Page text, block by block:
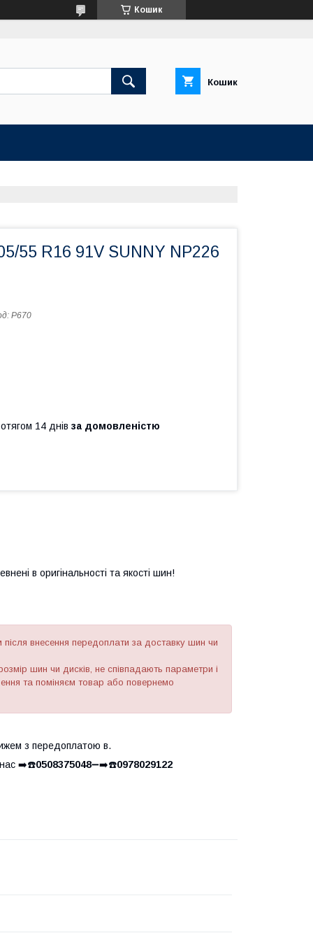
Кошик
Кошик
55 R16 91V SUNNY NP226
P670
14 днів за домовленістю
в оригінальності та якості шин!
внесення передоплати за доставку шин чи
шин чи дисків, не співпадають параметри і
та поміняєм товар або повернемо
з передоплатою в.
нас ➡️☎️0508375048➖➡️☎️0978029122